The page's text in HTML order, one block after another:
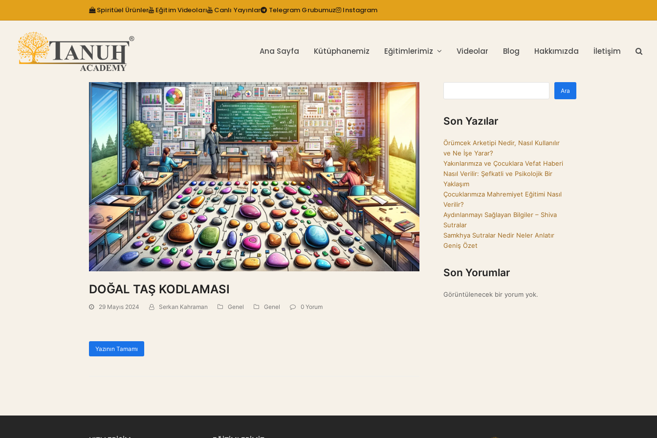
Spiritüel Ürünler Eğitim Videoları Canlı Yayınlar Telegram Grubumuz Instagram
Ana Sayfa Kütüphanemiz Eğitimlerimiz Videolar Blog Hakkımızda İletişim
DOĞAL TAŞ KODLAMASI
29 Mayıs 2024 Serkan Kahraman Genel Genel 0 Yorum
Yazının Tamamı
Ara
Son Yazılar
Örümcek Arketipi Nedir, Nasıl Kullanılır
ve Ne İşe Yarar?
Yakınlarımıza ve Çocuklara Vefat Haberi
Nasıl Verilir: Şefkatli ve Psikolojik Bir
Yaklaşım
Çocuklarımıza Mahremiyet Eğitimi Nasıl
Verilir?
Aydınlanmayı Sağlayan Bilgiler – Shiva
Sutralar
Samkhya Sutralar Nedir Neler Anlatır
Geniş Özet
Son Yorumlar
Görüntülenecek bir yorum yok.